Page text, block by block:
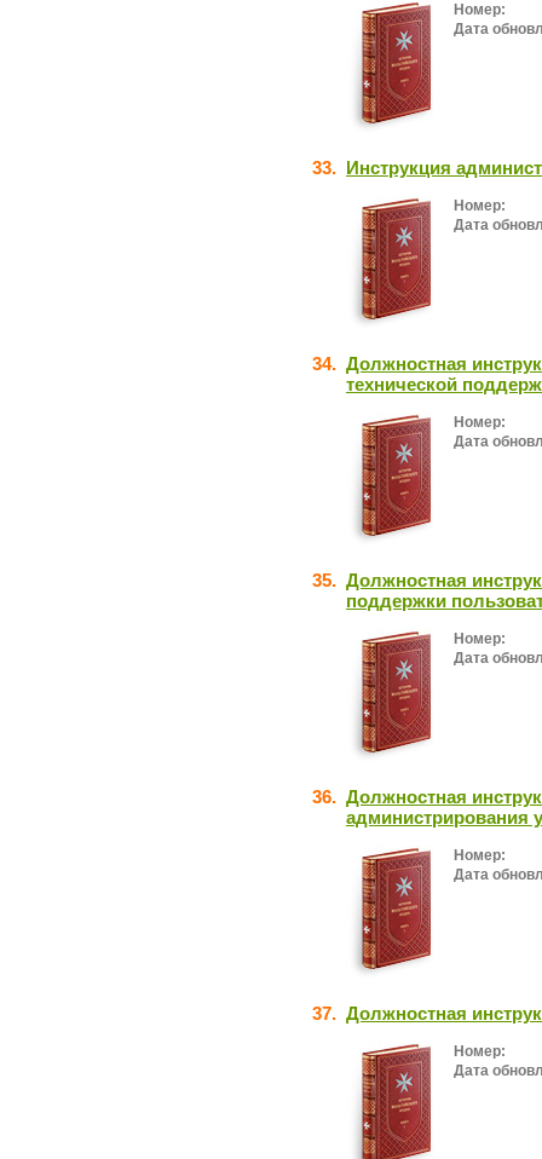
Номер:
Дата
33. Инструкция
Номер:
Дата
34. Должностная
технической
Номер:
Дата
35. Должностная
поддержки
Номер:
Дата
36. Должностная
администрирования
Номер:
Дата
37. Должностная
Номер:
Дата